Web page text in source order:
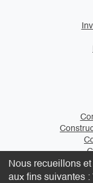
Nous recueillons
aux fins suivantes :